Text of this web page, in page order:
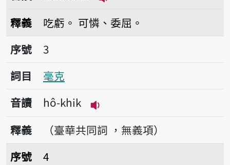
釋義 吃虧。 可憐、委屈。
序號3毫克
序號
3
詞目
毫克
音讀
hô-khik
播放音讀hô-khik
釋義
（臺華共同詞 ，無義項）
序號4公克
序號
4